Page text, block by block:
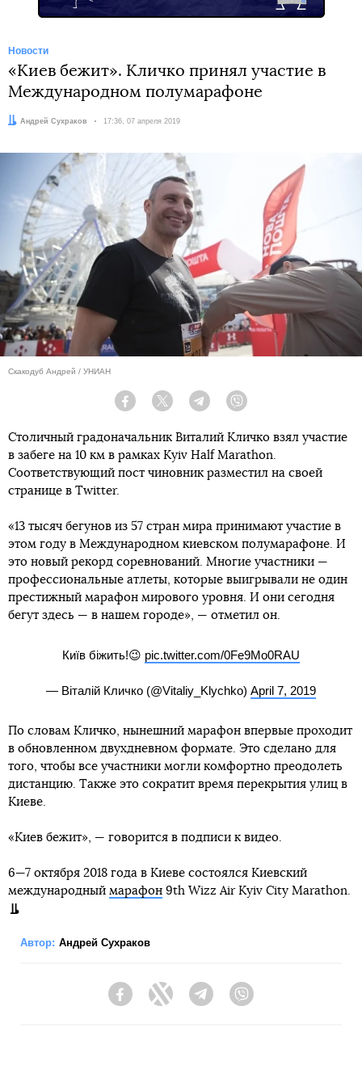
Новости
«Киев бежит». Кличко принял участие в
Международном полумарафоне
Автор:
Андрей Сухраков Дата:
17:36, 07 апреля 2019
Скакодуб Андрей / УНИАН
Facebook Twitter Telegram
Столичный градоначальник Виталий Кличко взял участие
в забеге на 10 км в рамках Kyiv Half Marathon.
Соответствующий пост чиновник разместил на своей
странице в Twitter.
«13 тысяч бегунов из 57 стран мира принимают участие в
этом году в Международном киевском полумарафоне. И
это новый рекорд соревнований. Многие участники —
профессиональные атлеты, которые выигрывали не один
престижный марафон мирового уровня. И они сегодня
бегут здесь — в нашем городе», — отметил он.
Київ біжить!😉 pic.twitter.com/0Fe9Mo0RAU
— Віталій Кличко (@Vitaliy_Klychko) April 7, 2019
По словам Кличко, нынешний марафон впервые проходит
в обновленном двухдневном формате. Это сделано для
того, чтобы все участники могли комфортно преодолеть
дистанцию. Также это сократит время перекрытия улиц в
Киеве.
«Киев бежит», — говорится в подписи к видео.
6—7 октября 2018 года в Киеве состоялся Киевский
международный марафон 9th Wizz Air Kyiv City Marathon.
Автор: Андрей Сухраков
FacebookTwitter Telegram